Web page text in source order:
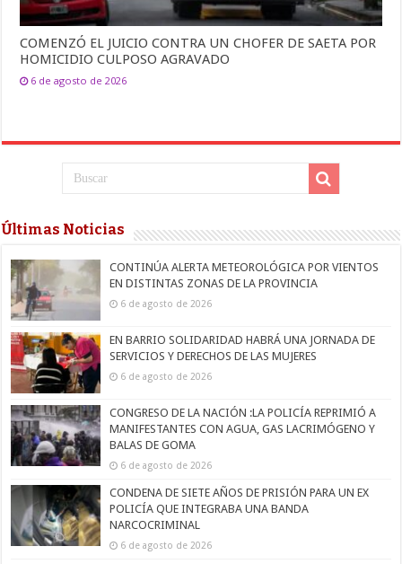
COMENZÓ EL JUICIO CONTRA UN CHOFER DE SAETA POR
HOMICIDIO CULPOSO AGRAVADO
6 de agosto de 2026
Últimas Noticias
CONTINÚA ALERTA METEOROLÓGICA POR VIENTOS
EN DISTINTAS ZONAS DE LA PROVINCIA
6 de agosto de 2026
EN BARRIO SOLIDARIDAD HABRÁ UNA JORNADA DE
SERVICIOS Y DERECHOS DE LAS MUJERES
6 de agosto de 2026
CONGRESO DE LA NACIÓN :LA POLICÍA REPRIMIÓ A
MANIFESTANTES CON AGUA, GAS LACRIMÓGENO Y
BALAS DE GOMA
6 de agosto de 2026
CONDENA DE SIETE AÑOS DE PRISIÓN PARA UN EX
POLICÍA QUE INTEGRABA UNA BANDA
NARCOCRIMINAL
6 de agosto de 2026